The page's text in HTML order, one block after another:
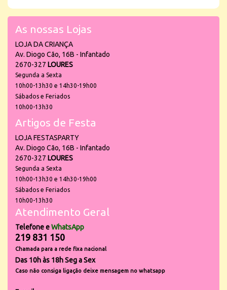
As nossas Lojas
LOJA DA CRIANÇA
Av. Diogo Cão, 16B - Infantado
2670-327 LOURES
Segunda a Sexta
10h00-13h30 e 14h30-19h00
Sábados e Feriados
10h00-13h30
Artigos de Festa
LOJA FESTASPARTY
Av. Diogo Cão, 16B - Infantado
2670-327 LOURES
Segunda a Sexta
10h00-13h30 e 14h30-19h00
Sábados e Feriados
10h00-13h30
Atendimento Geral
Telefone eWhatsApp
219 831 150
Chamada para a rede fixa nacional
Das 10h às 18h Seg a Sex
Caso não consiga ligação deixe mensagem no whatsapp